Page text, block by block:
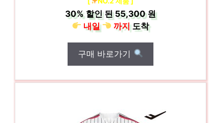
30% 할인 된55,300 원
내일
까지도착
구매 바로가기